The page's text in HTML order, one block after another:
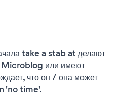
take a stab at делают
Microblog или имеют
что он / она может
'no time'.